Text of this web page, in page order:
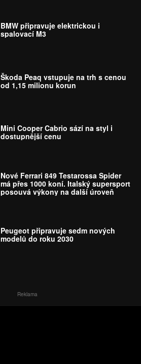
BMW připravuje elektrickou i
spalovací M3
Škoda Peaq vstupuje na trh s cenou
od 1,15 milionu korun
Mini Cooper Cabrio sází na styl i
dostupnější cenu
Nové Ferrari 849 Testarossa Spider
má přes 1000 koní. Italský supersport
posouvá výkony na další úroveň
Peugeot připravuje sedm nových
modelů do roku 2030
Reklama